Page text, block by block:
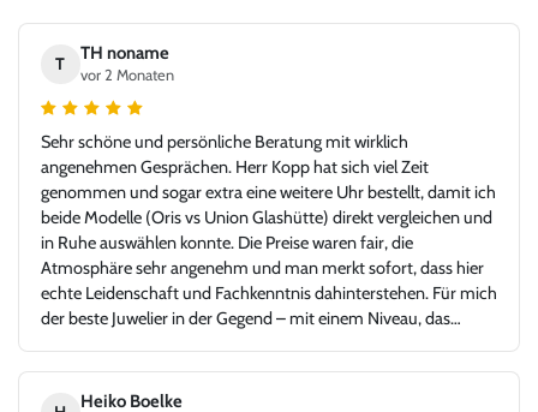
T
TH noname
vor 2 Monaten
Sehr schöne und persönliche Beratung mit wirklich
angenehmen Gesprächen. Herr Kopp hat sich viel Zeit
genommen und sogar extra eine weitere Uhr bestellt, damit ich
beide Modelle (Oris vs Union Glashütte) direkt vergleichen und
in Ruhe auswählen konnte. Die Preise waren fair, die
Atmosphäre sehr angenehm und man merkt sofort, dass hier
echte Leidenschaft und Fachkenntnis dahinterstehen. Für mich
der beste Juwelier in der Gegend – mit einem Niveau, das
sehr froh, Juwelier Kopp gefunden zu haben, und werde
definitiv wiederkommen. Klare Empfehlung!
Heiko Boelke